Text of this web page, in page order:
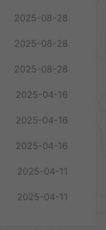
2025-08-28
2025-08-28
2025-08-28
2025-04-16
2025-04-16
2025-04-16
2025-04-11
2025-04-11